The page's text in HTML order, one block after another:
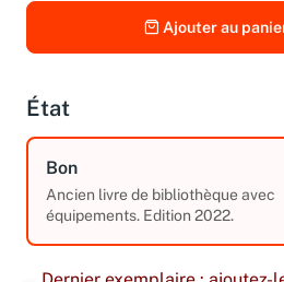
Ajouter au panier
État
Ancien livre de bibliothèque avec